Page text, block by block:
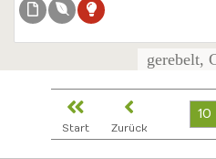
gerebelt,
Start Zurück
10